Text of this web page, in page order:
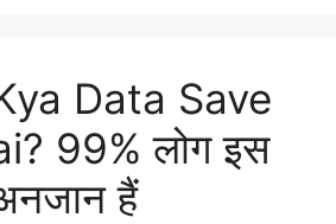
Data Save
99% लोग इस
हैं